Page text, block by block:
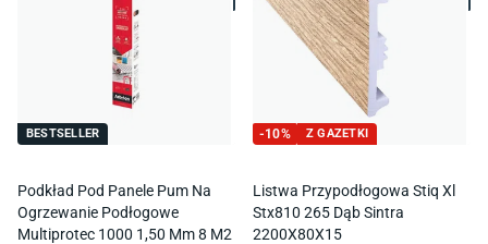
BESTSELLER
Podkład Pod Panele Pum Na
Ogrzewanie Podłogowe
Multiprotec 1000 1,50 Mm 8 M2
-10% Z GAZETKI
Listwa Przypodłogowa Stiq Xl
Stx810 265 Dąb Sintra
2200X80X15